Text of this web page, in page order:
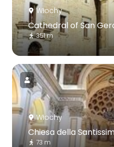
Włochy
Cathedral of San
351 m
Włochy
Chiesa della
73 m